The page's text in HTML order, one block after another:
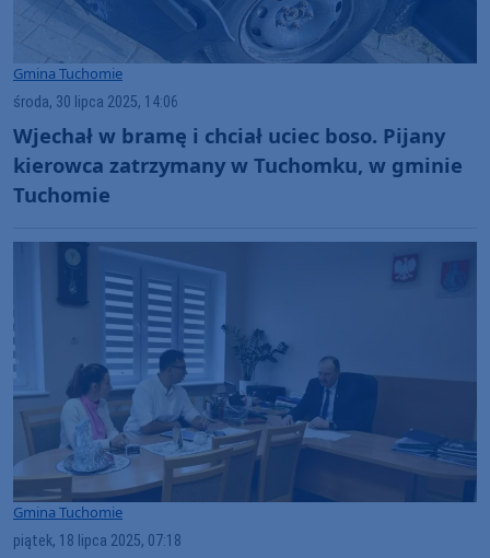
Gmina Tuchomie
środa, 30 lipca 2025, 14:06
Wjechał w bramę i chciał uciec boso. Pijany
kierowca zatrzymany w Tuchomku, w gminie
Tuchomie
Gmina Tuchomie
piątek, 18 lipca 2025, 07:18